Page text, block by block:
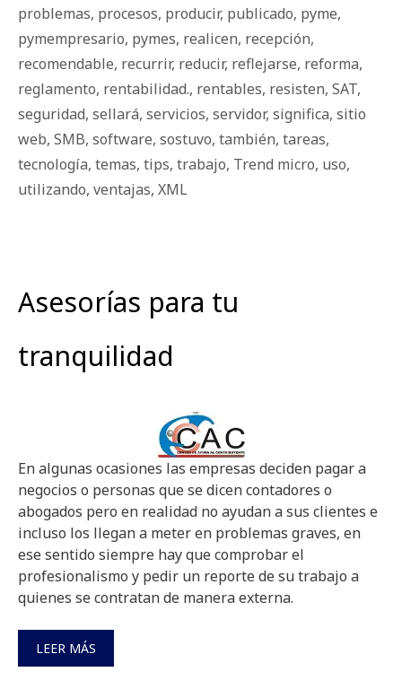
problemas, procesos, producir, publicado, pyme,
pymempresario, pymes, realicen, recepción,
recomendable, recurrir, reducir, reflejarse, reforma,
reglamento, rentabilidad., rentables, resisten, SAT,
seguridad, sellará, servicios, servidor, significa, sitio
web, SMB, software, sostuvo, también, tareas,
tecnología, temas, tips, trabajo, Trend micro, uso,
utilizando, ventajas, XML
Asesorías para tu
tranquilidad
En algunas ocasiones las empresas deciden pagar a
negocios o personas que se dicen contadores o
abogados pero en realidad no ayudan a sus clientes e
incluso los llegan a meter en problemas graves, en
ese sentido siempre hay que comprobar el
profesionalismo y pedir un reporte de su trabajo a
quienes se contratan de manera externa.
LEER MÁS